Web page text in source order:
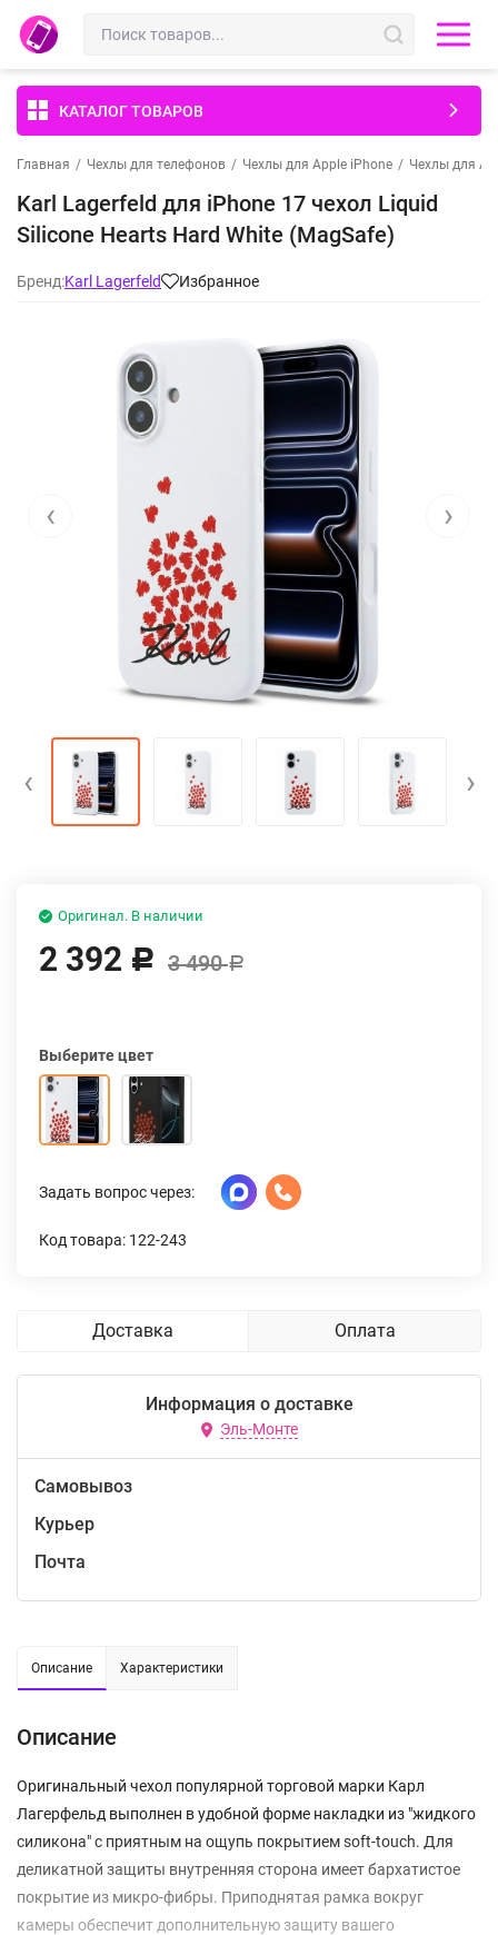
КАТАЛОГ ТОВАРОВ
Главная / Чехлы для телефонов / Чехлы для Apple iPhone / Чехлы для
Karl Lagerfeld для iPhone 17 чехол Liquid
Silicone Hearts Hard White (MagSafe)
Бренд:Karl Lagerfeld Избранное
‹ ›
‹ ›
Оригинал. В наличии
2 392 Р 3 490Р
Выберите цвет
Задать вопрос через:
Код товара: 122-243
Доставка Оплата
Информация о доставке
Эль-Монте
Самовывоз
Курьер
Почта
Описание Характеристики
Описание
Оригинальный чехол популярной торговой марки Карл
Лагерфельд выполнен в удобной форме накладки из "жидкого
силикона" с приятным на ощупь покрытием soft-touch. Для
деликатной защиты внутренняя сторона имеет бархатистое
покрытие из микро-фибры. Приподнятая рамка вокруг
камеры обеспечит дополнительную защиту вашего